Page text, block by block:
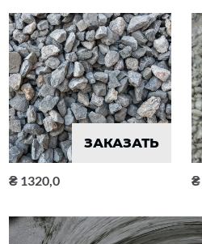
ЗАКАЗАТЬ
1320,0